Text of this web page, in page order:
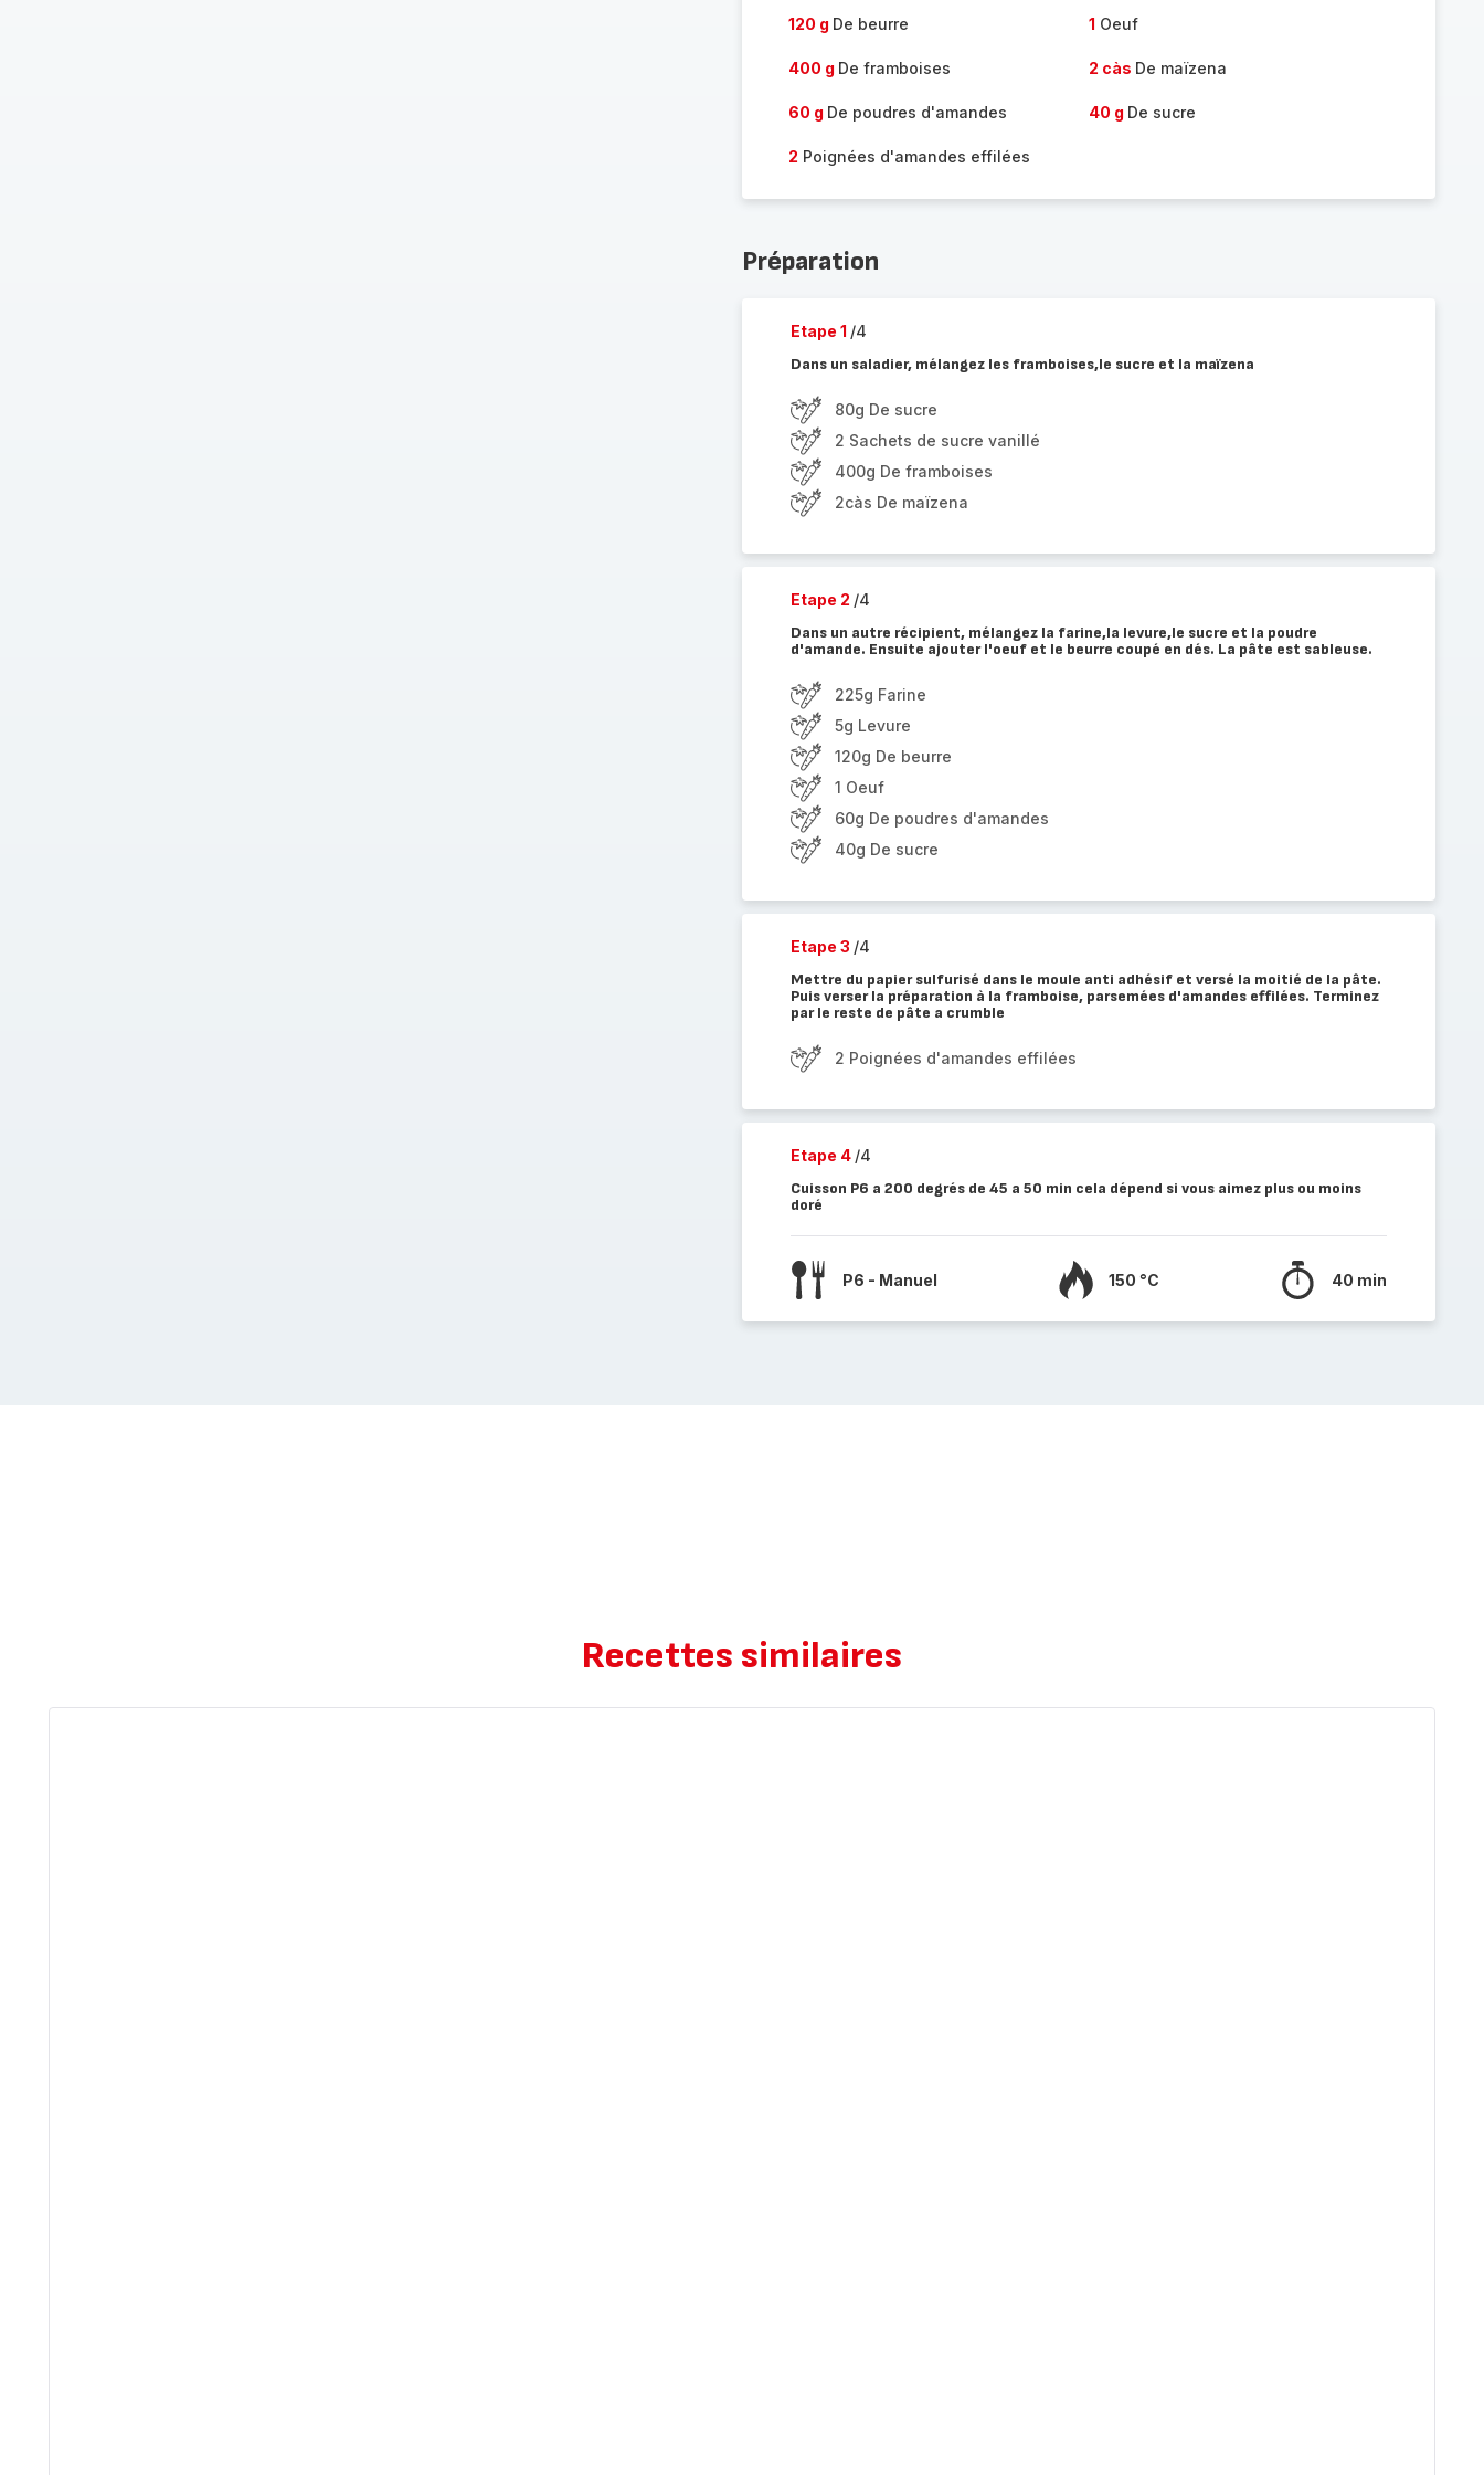
120 g De beurre 1 Oeuf
400 g De framboises 2 càs De maïzena
60 g De poudres d'amandes 40 g De sucre
2 Poignées d'amandes effilées
Préparation
Etape 1 /4
Dans un saladier, mélangez les framboises,le sucre et la maïzena
80g De sucre
2 Sachets de sucre vanillé
400g De framboises
2càs De maïzena
Etape 2 /4
Dans un autre récipient, mélangez la farine,la levure,le sucre et la poudre
d'amande. Ensuite ajouter l'oeuf et le beurre coupé en dés. La pâte est sableuse.
225g Farine
5g Levure
120g De beurre
1 Oeuf
60g De poudres d'amandes
40g De sucre
Etape 3 /4
Mettre du papier sulfurisé dans le moule anti adhésif et versé la moitié de la pâte.
Puis verser la préparation à la framboise, parsemées d'amandes effilées. Terminez
par le reste de pâte a crumble
2 Poignées d'amandes effilées
Etape 4 /4
Cuisson P6 a 200 degrés de 45 a 50 min cela dépend si vous aimez plus ou moins
doré
P6 - Manuel 150 °C 40 min
Recettes similaires